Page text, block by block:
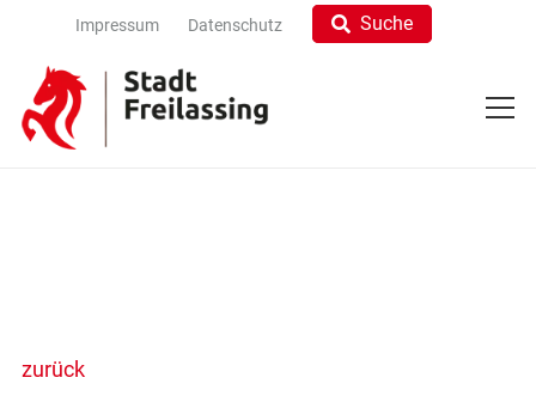
Impressum Datenschutz Suche
zurück